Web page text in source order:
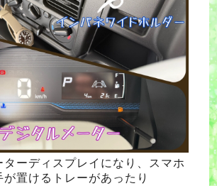
ターディスプレイになり、スマホ
が置けるトレーがあったり